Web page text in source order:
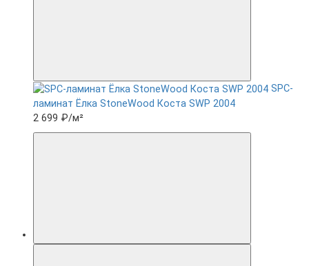
SPC-
ламинат Ëлка StoneWood Коста SWP 2004
2 699 ₽/м²